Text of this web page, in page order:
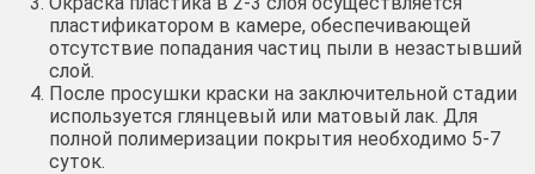
пластификатором в камере, обеспечивающей
отсутствие попадания частиц пыли в незастывший
слой.
После просушки краски на заключительной стадии
используется глянцевый или матовый лак. Для
полной полимеризации покрытия необходимо 5-7
суток.